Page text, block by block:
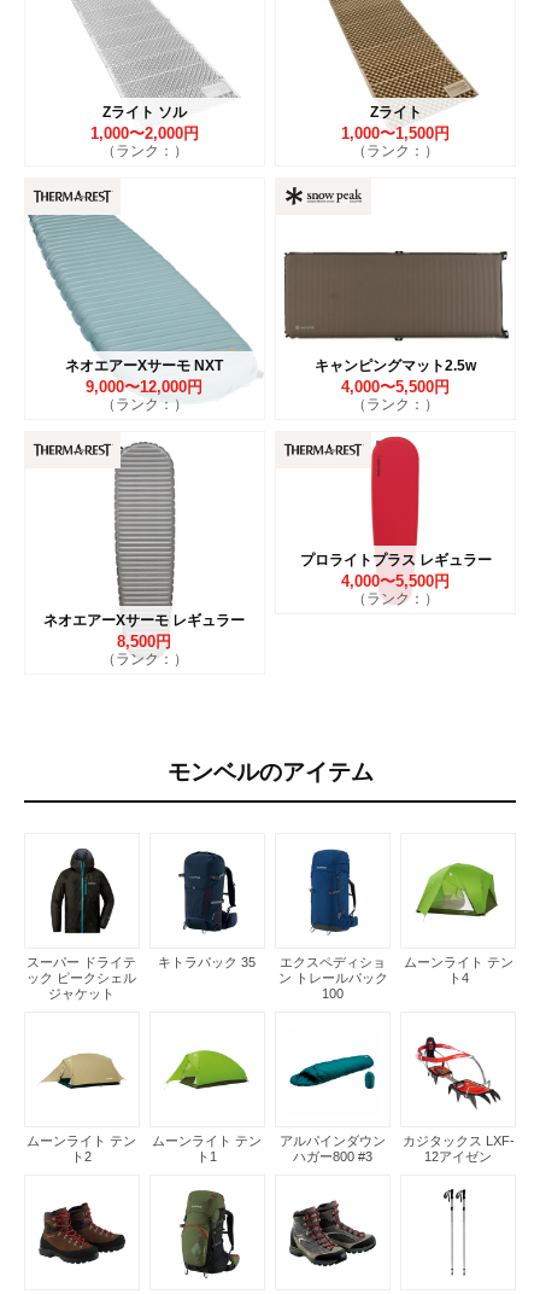
Zライト ソル
1,000〜2,000円
（ランク：）
Zライト
1,000〜1,500円
（ランク：）
ネオエアーXサーモ NXT
9,000〜12,000円
（ランク：）
キャンピングマット2.5w
4,000〜5,500円
（ランク：）
ネオエアーXサーモ レギュラー
8,500円
（ランク：）
プロライトプラス レギュラー
4,000〜5,500円
（ランク：）
モンベルのアイテム
スーパー ドライテ
ック ピークシェル
ジャケット
キトラパック 35
エクスペディショ
ン トレールパック
100
ムーンライト テン
ト4
ムーンライト テン
ト2
ムーンライト テン
ト1
アルパインダウン
ハガー800 #3
カジタックス LXF-
12アイゼン